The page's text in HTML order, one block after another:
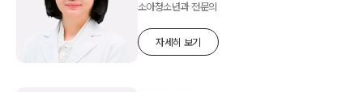
소아청소년과 전문의
자세히 보기